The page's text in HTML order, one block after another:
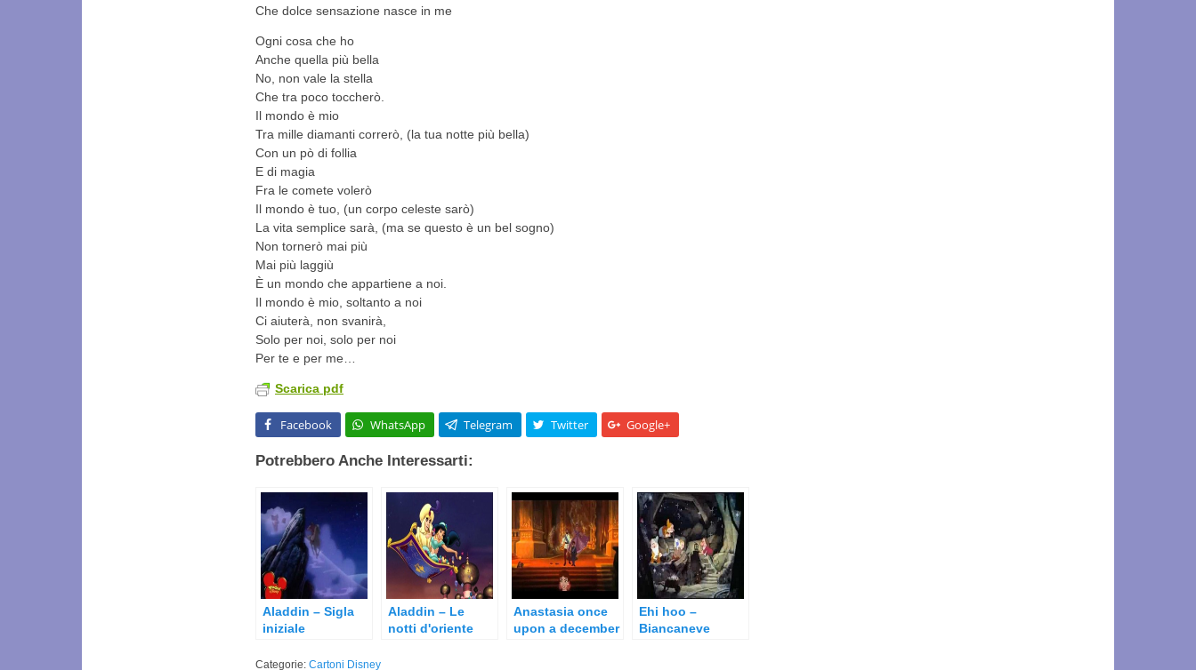
Che dolce sensazione nasce in me
Ogni cosa che ho
Anche quella più bella
No, non vale la stella
Che tra poco toccherò.
Il mondo è mio
Tra mille diamanti correrò, (la tua notte più bella)
Con un pò di follia
E di magia
Fra le comete volerò
Il mondo è tuo, (un corpo celeste sarò)
La vita semplice sarà, (ma se questo è un bel sogno)
Non tornerò mai più
Mai più laggiù
È un mondo che appartiene a noi.
Il mondo è mio, soltanto a noi
Ci aiuterà, non svanirà,
Solo per noi, solo per noi
Per te e per me…
Scarica pdf
Facebook WhatsApp Telegram Twitter Google+
Potrebbero Anche Interessarti:
Aladdin – Sigla
iniziale
Aladdin – Le
notti d'oriente
Anastasia once
upon a december
Ehi hoo –
Biancaneve
Categorie: Cartoni Disney